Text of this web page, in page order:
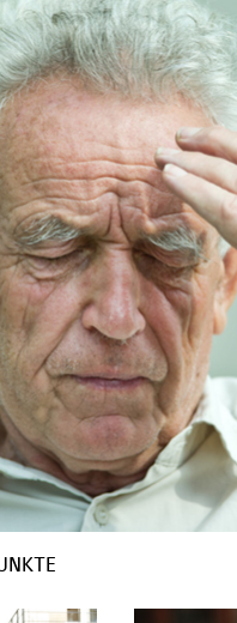
MUSKEL & NERV
SCHLAGANFALL
SCHWANGERSCHAFT